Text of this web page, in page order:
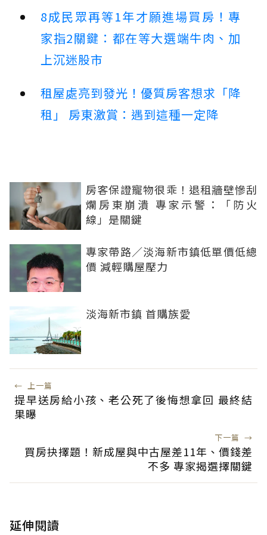
8成民眾再等1年才願進場買房！專
家指2關鍵：都在等大選端牛肉、加
上沉迷股市
租屋處亮到發光！優質房客想求「降
租」 房東激賞：遇到這種一定降
房客保證寵物很乖！退租牆壁慘刮
爛房東崩潰 專家示警：「防火
線」是關鍵
專家帶路／淡海新市鎮低單價低總
價 減輕購屋壓力
淡海新市鎮 首購族愛
← 上一篇
提早送房給小孩、老公死了後悔想拿回 最終結
果曝
下一篇 →
買房抉擇題！新成屋與中古屋差11年、價錢差
不多 專家揭選擇關鍵
延伸閱讀